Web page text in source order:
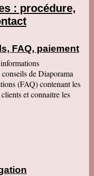
: procédure,
FAQ, paiement
de Diaporama
(FAQ) contenant les
et connaitre les